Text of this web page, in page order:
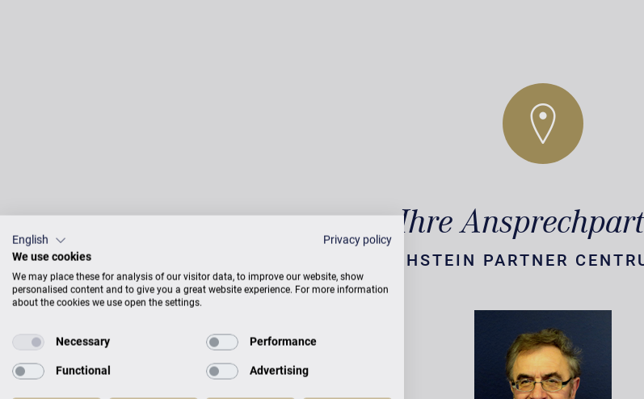
Ihre
IM C. BECHSTEIN PARTNER
English
Privacy policy
We use cookies
We may place these for analysis of our visitor data, to improve our website, show
personalised content and to give you a great website experience. For more information
about the cookies we use open the settings.
Necessary Performance
Functional Advertising